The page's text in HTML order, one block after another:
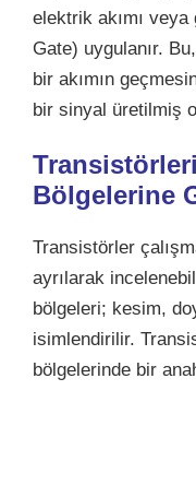
elektrik akımı
Gate) uygulanır.
bir akımın
bir sinyal üretilmiş
Bölgelerine
Transistörler
ayrılarak
bölgeleri; kesim,
isimlendirilir.
bölgelerinde bir